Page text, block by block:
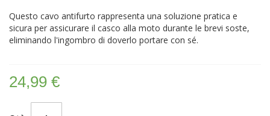
di
immagini
immagini
Questo cavo antifurto rappresenta una soluzione pratica e
sicura per assicurare il casco alla moto durante le brevi soste,
eliminando l'ingombro di doverlo portare con sé.
24,99 €